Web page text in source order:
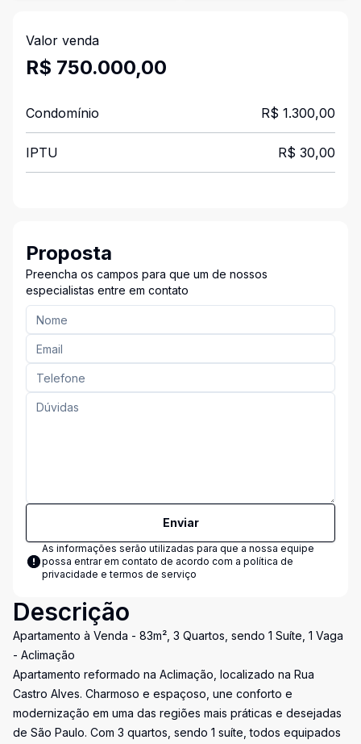
Valor venda
R$ 750.000,00
Condomínio R$ 1.300,00
IPTU R$ 30,00
Proposta
Preencha os campos para que um de nossos
especialistas entre em contato
Enviar
As informações serão utilizadas para que a nossa equipe
possa entrar em contato de acordo com a política de
privacidade e termos de serviço
Descrição
Apartamento à Venda - 83m², 3 Quartos, sendo 1 Suíte, 1 Vaga
- Aclimação
Apartamento reformado na Aclimação, localizado na Rua
Castro Alves. Charmoso e espaçoso, une conforto e
modernização em uma das regiões mais práticas e desejadas
de São Paulo. Com 3 quartos, sendo 1 suíte, todos equipados